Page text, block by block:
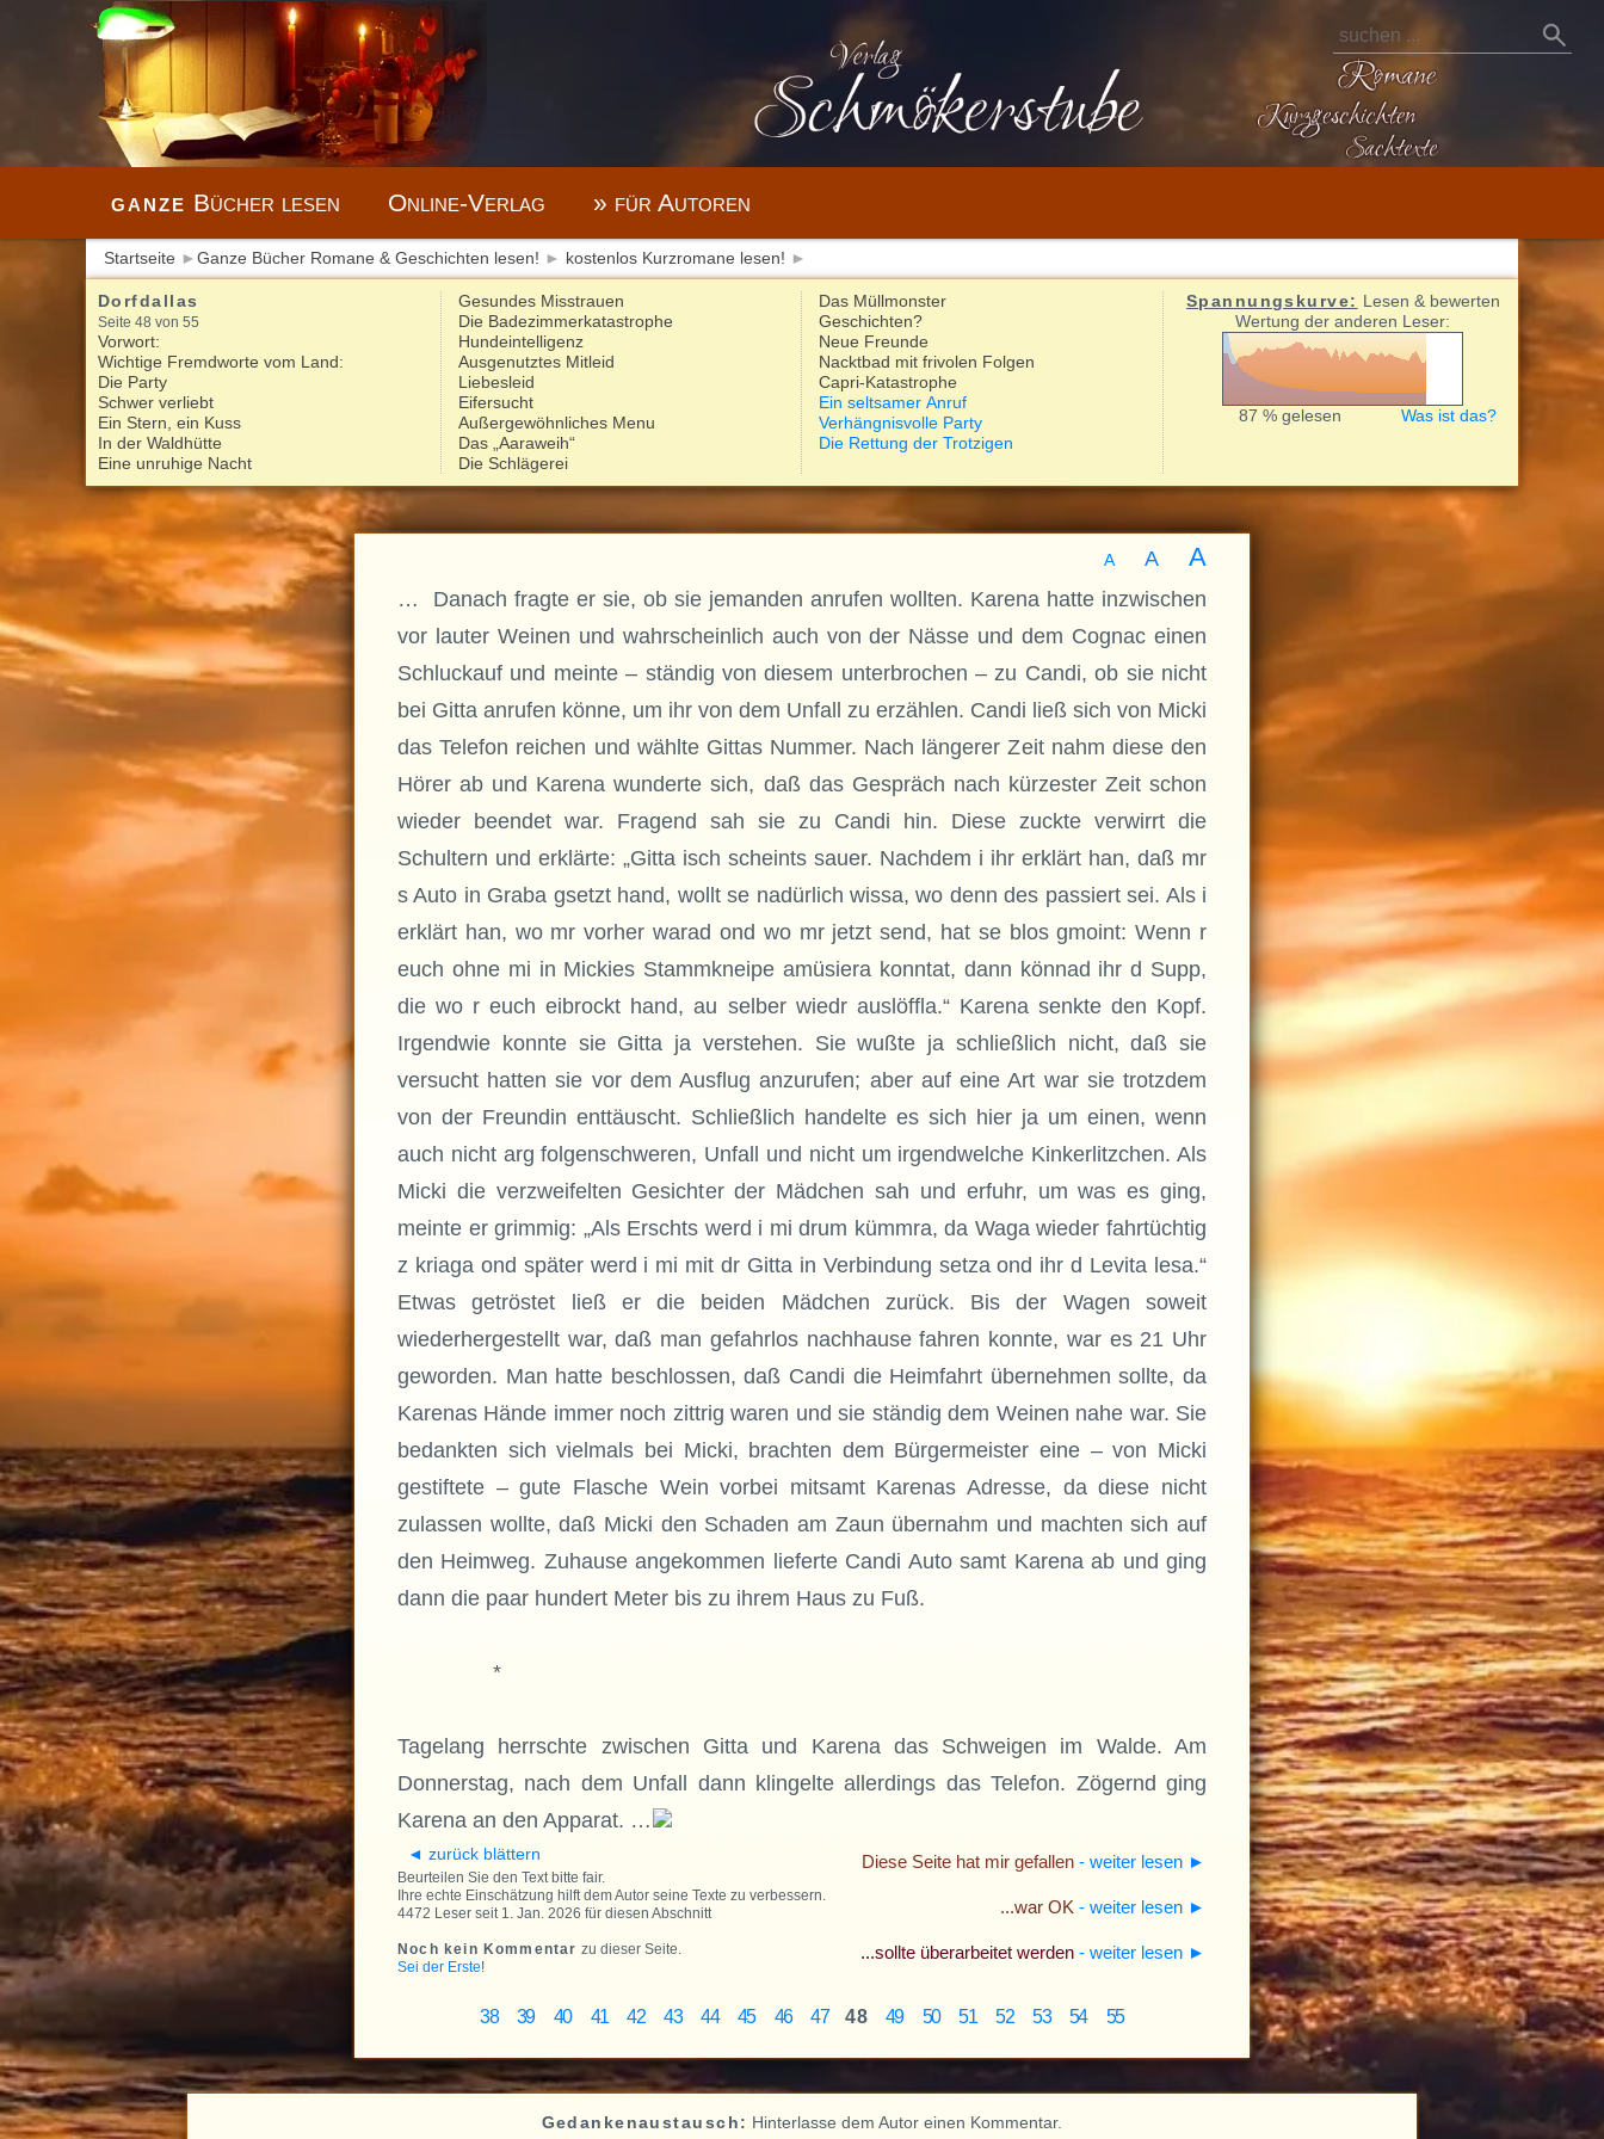
Startseite ► Ganze Bücher Romane & Geschichten lesen! ► kostenlos Kurzromane lesen! ►
Dorfdallas
Seite 48 von 55
Vorwort:
Wichtige Fremdworte vom Land:
Die Party
Schwer verliebt
Ein Stern, ein Kuss
In der Waldhütte
Eine unruhige Nacht
Gesundes Misstrauen
Die Badezimmerkatastrophe
Hundeintelligenz
Ausgenutztes Mitleid
Liebesleid
Eifersucht
Außergewöhnliches Menu
Das „Aaraweih“
Die Schlägerei
Das Müllmonster
Geschichten?
Neue Freunde
Nacktbad mit frivolen Folgen
Capri-Katastrophe
Ein seltsamer Anruf
Verhängnisvolle Party
Die Rettung der Trotzigen
Spannungskurve: Lesen & bewerten
Wertung der anderen Leser:
87 % gelesen Was ist das?
A A A
… Danach fragte er sie, ob sie jemanden anrufen wollten. Karena hatte inzwischen
vor lauter Weinen und wahrscheinlich auch von der Nässe und dem Cognac einen
Schluckauf und meinte – ständig von diesem unterbrochen – zu Candi, ob sie nicht
bei Gitta anrufen könne, um ihr von dem Unfall zu erzählen. Candi ließ sich von Micki
das Telefon reichen und wählte Gittas Nummer. Nach längerer Zeit nahm diese den
Hörer ab und Karena wunderte sich, daß das Gespräch nach kürzester Zeit schon
wieder beendet war. Fragend sah sie zu Candi hin. Diese zuckte verwirrt die
Schultern und erklärte: „Gitta isch scheints sauer. Nachdem i ihr erklärt han, daß mr
s Auto in Graba gsetzt hand, wollt se nadürlich wissa, wo denn des passiert sei. Als i
erklärt han, wo mr vorher warad ond wo mr jetzt send, hat se blos gmoint: Wenn r
euch ohne mi in Mickies Stammkneipe amüsiera konntat, dann könnad ihr d Supp,
die wo r euch eibrockt hand, au selber wiedr auslöffla.“ Karena senkte den Kopf.
Irgendwie konnte sie Gitta ja verstehen. Sie wußte ja schließlich nicht, daß sie
versucht hatten sie vor dem Ausflug anzurufen; aber auf eine Art war sie trotzdem
von der Freundin enttäuscht. Schließlich handelte es sich hier ja um einen, wenn
auch nicht arg folgenschweren, Unfall und nicht um irgendwelche Kinkerlitzchen. Als
Micki die verzweifelten Gesichter der Mädchen sah und erfuhr, um was es ging,
meinte er grimmig: „Als Erschts werd i mi drum kümmra, da Waga wieder fahrtüchtig
z kriaga ond später werd i mi mit dr Gitta in Verbindung setza ond ihr d Levita lesa.“
Etwas getröstet ließ er die beiden Mädchen zurück. Bis der Wagen soweit
wiederhergestellt war, daß man gefahrlos nachhause fahren konnte, war es 21 Uhr
geworden. Man hatte beschlossen, daß Candi die Heimfahrt übernehmen sollte, da
Karenas Hände immer noch zittrig waren und sie ständig dem Weinen nahe war. Sie
bedankten sich vielmals bei Micki, brachten dem Bürgermeister eine – von Micki
gestiftete – gute Flasche Wein vorbei mitsamt Karenas Adresse, da diese nicht
zulassen wollte, daß Micki den Schaden am Zaun übernahm und machten sich auf
den Heimweg. Zuhause angekommen lieferte Candi Auto samt Karena ab und ging
dann die paar hundert Meter bis zu ihrem Haus zu Fuß.
*
Tagelang herrschte zwischen Gitta und Karena das Schweigen im Walde. Am
Donnerstag, nach dem Unfall dann klingelte allerdings das Telefon. Zögernd ging
Karena an den Apparat. …
Diese Seite hat mir gefallen - weiter lesen ►
...war OK - weiter lesen ►
...sollte überarbeitet werden- weiter lesen ►
◄ zurück blättern
Beurteilen Sie den Text bitte fair.
Ihre echte Einschätzung hilft dem Autor seine Texte zu verbessern.
4472 Leser seit 1. Jan. 2026 für diesen Abschnitt
Noch kein Kommentar zu dieser Seite.
Sei der Erste!
38 39 40 41 42 43 44 45 46 47 48 49 50 51 52 53 54 55
Gedankenaustausch: Hinterlasse dem Autor einen Kommentar.
ganze Bücher lesen Online-Verlag » für Autoren